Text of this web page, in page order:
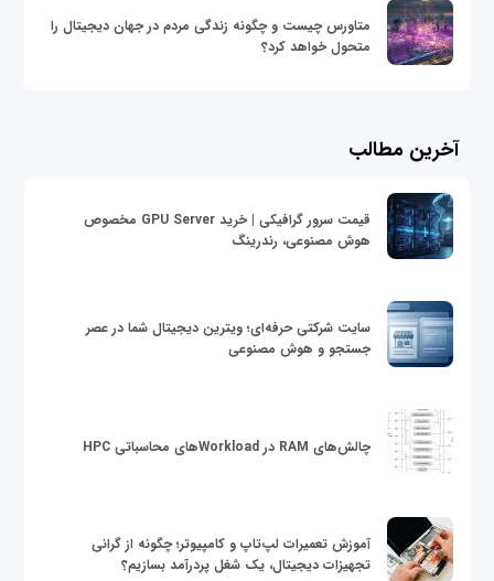
متاورس چیست و چگونه زندگی مردم در جهان دیجیتال را
متحول خواهد کرد؟
آخرین مطالب
قیمت سرور گرافیکی | خرید GPU Server مخصوص
هوش مصنوعی، رندرینگ
سایت شرکتی حرفه‌ای؛ ویترین دیجیتال شما در عصر
جستجو و هوش مصنوعی
چالش‌های RAM در Workloadهای محاسباتی HPC
آموزش تعمیرات لپ‌تاپ و کامپیوتر؛ چگونه از گرانی
تجهیزات دیجیتال، یک شغل پردرآمد بسازیم؟